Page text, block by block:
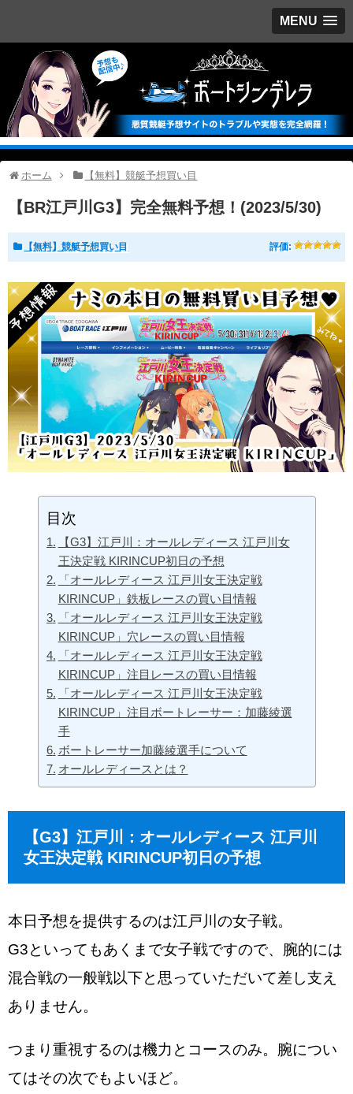
MENU
ホーム 【無料】競艇予想買い目
【BR江戸川G3】完全無料予想！(2023/5/30)
【無料】競艇予想買い目
目次
【G3】江戸川：オールレディース 江戸川女
王決定戦 KIRINCUP初日の予想
「オールレディース 江戸川女王決定戦
KIRINCUP」鉄板レースの買い目情報
「オールレディース 江戸川女王決定戦
KIRINCUP」穴レースの買い目情報
「オールレディース 江戸川女王決定戦
KIRINCUP」注目レースの買い目情報
「オールレディース 江戸川女王決定戦
KIRINCUP」注目ボートレーサー：加藤綾選
手
ボートレーサー加藤綾選手について
オールレディースとは？
【G3】江戸川：オールレディース 江戸川
女王決定戦 KIRINCUP初日の予想
本日予想を提供するのは江戸川の女子戦。
G3といってもあくまで女子戦ですので、腕的には
混合戦の一般戦以下と思っていただいて差し支え
ありません。
つまり重視するのは機力とコースのみ。腕につい
てはその次でもよいほど。